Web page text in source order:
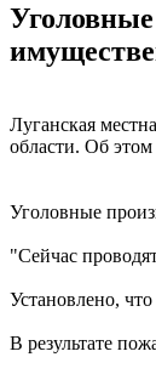
Луганская
области. Об этом
Уголовные
"Сейчас
Установлено,
В результате